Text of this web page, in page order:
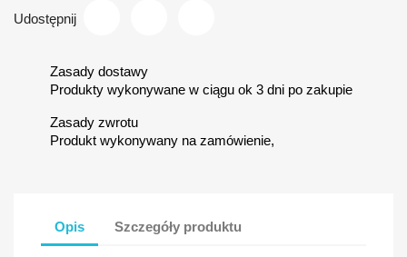
Udostępnij
Zasady dostawy
Produkty wykonywane w ciągu ok 3 dni po zakupie
Zasady zwrotu
Produkt wykonywany na zamówienie,
Opis Szczegóły produktu